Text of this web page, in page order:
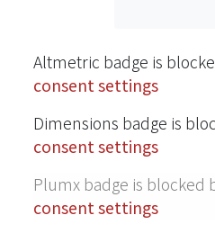
Altmetric badge is
consent settings
Dimensions badge is
consent settings
Plumx badge is blocked
consent settings